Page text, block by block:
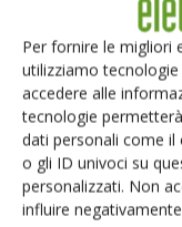
Per fornire le migliori
utilizziamo
accedere alle
tecnologie
dati personali come
o gli ID univoci su
personalizzati. Non
influire
e offerta ha
unitario dei Mosfet
comunque, è
dispositivi SiC
dimensioni. Oggi, a
sono fabbricati su
Rohm ed ST hanno
wafer da 6”: ciò si